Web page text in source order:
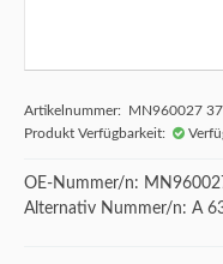
Artikelnummer: MN960027 37
Produkt Verfügbarkeit:
OE-Nummer/n:
Alternativ Nummer/n: A